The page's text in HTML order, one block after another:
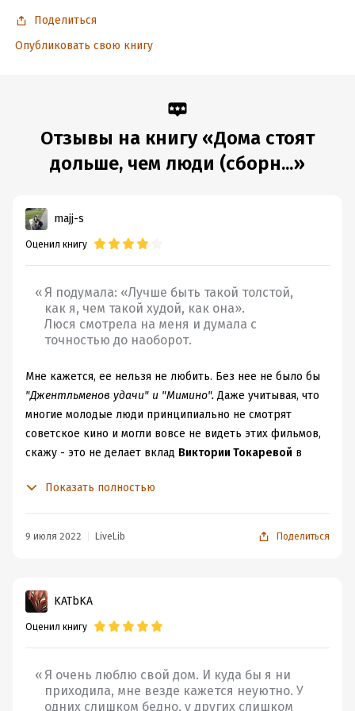
Поделиться
Опубликовать свою книгу
Отзывы на книгу «Дома стоят
дольше, чем люди (сборн...»
majj-s
Оценил книгу
Я подумала: «Лучше быть такой толстой,
как я, чем такой худой, как она».
Люся смотрела на меня и думала с
точностью до наоборот.
Мне кажется, ее нельзя не любить. Без нее не было бы
"Джентльменов удачи" и "Мимино". Даже учитывая, что
многие молодые люди принципиально не смотрят
советское кино и могли вовсе не видеть этих фильмов,
скажу - это не делает вклад Виктории Токаревой в
Такие вещи работают на уровне коллективного
картину мира миллионов. У всякого творца свои
крепкую качественную прозу, часто сентиментальную.
иногда трагичную, порой циничную, а все же
не исключение. Открывается повестью про Анюту,
Анна, Анну Андреевну, которая жила свою жизнь, зная,
Показать полностью
9 июля 2022 LiveLib Поделиться
KATbKA
Оценил книгу
Я очень люблю свой дом. И куда бы я ни
приходила, мне везде кажется неуютно. У
одних слишком бедно, у других слишком